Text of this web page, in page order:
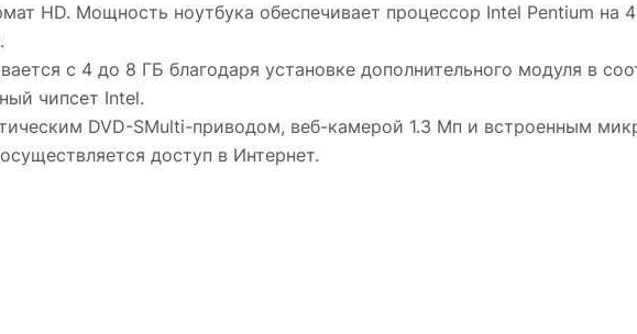
HD. Мощность ноутбука обеспечивает процессор Intel Pentium на
с 4 до 8 ГБ благодаря установке дополнительного модуля в
чипсет Intel.
DVD-SMulti-приводом, веб-камерой 1.3 Мп и встроенным
доступ в Интернет.